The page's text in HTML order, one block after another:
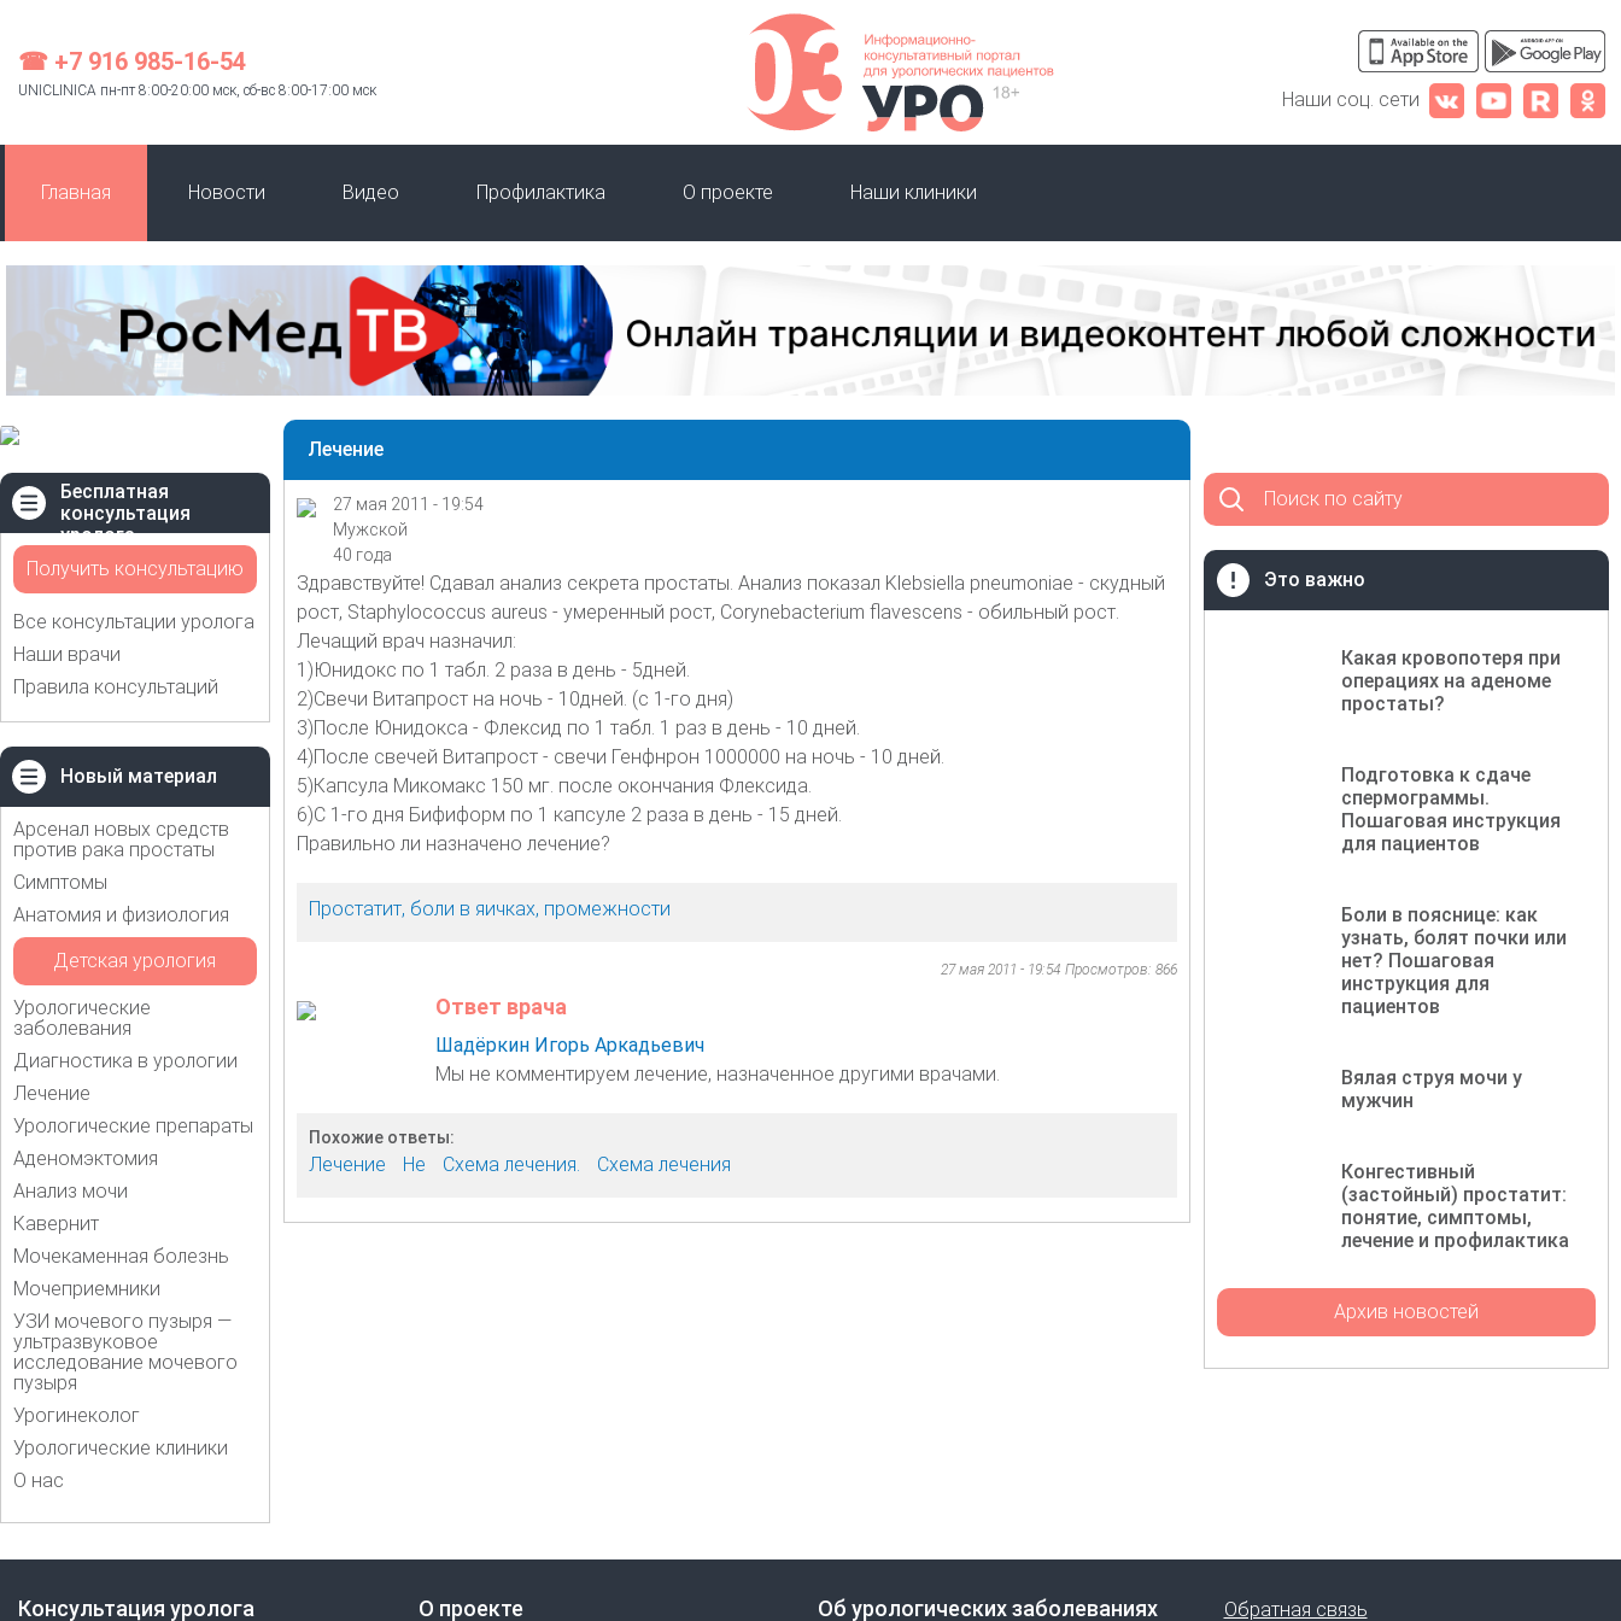
☎ +7 916 985-16-54
UNICLINICA пн-пт 8:00-20:00 мск, сб-вс 8:00-17:00 мск Наши соц. сети
Главная Новости Видео Профилактика О проекте Наши клиники
Бесплатная
консультация
уролога
Получить консультацию
Все консультации уролога
Наши врачи
Правила консультаций
Новый материал
Арсенал новых средств
против рака простаты
Симптомы
Анатомия и физиология
Детская урология
Урологические
заболевания
Диагностика в урологии
Лечение
Урологические препараты
Аденомэктомия
Анализ мочи
Кавернит
Мочекаменная болезнь
Мочеприемники
УЗИ мочевого пузыря —
ультразвуковое
исследование мочевого
пузыря
Урогинеколог
Урологические клиники
О нас
Лечение
27 мая 2011 - 19:54
Мужской
40 года
Здравствуйте! Сдавал анализ секрета простаты. Анализ показал Klebsiella pneumoniae - скудный
рост, Staphylococcus aureus - умеренный рост, Corynebacterium flavescens - обильный рост.
Лечащий врач назначил:
1)Юнидокс по 1 табл. 2 раза в день - 5дней.
2)Свечи Витапрост на ночь - 10дней. (с 1-го дня)
3)После Юнидокса - Флексид по 1 табл. 1 раз в день - 10 дней.
4)После свечей Витапрост - свечи Генфнрон 1000000 на ночь - 10 дней.
5)Капсула Микомакс 150 мг. после окончания Флексида.
6)С 1-го дня Бифиформ по 1 капсуле 2 раза в день - 15 дней.
Правильно ли назначено лечение?
Простатит, боли в яичках, промежности
27 мая 2011 - 19:54 Просмотров: 866
Ответ врача
Шадёркин Игорь Аркадьевич
Мы не комментируем лечение, назначенное другими врачами.
Похожие ответы:
Лечение Не Схема лечения. Схема лечения
Поиск по сайту
Это важно
Какая кровопотеря при
операциях на аденоме
простаты?
Подготовка к сдаче
спермограммы.
Пошаговая инструкция
для пациентов
Боли в пояснице: как
узнать, болят почки или
нет? Пошаговая
инструкция для
пациентов
Вялая струя мочи у
мужчин
Конгестивный
(застойный) простатит:
понятие, симптомы,
лечение и профилактика
Архив новостей
Консультация уролога О проекте Об урологических заболеваниях Обратная связь